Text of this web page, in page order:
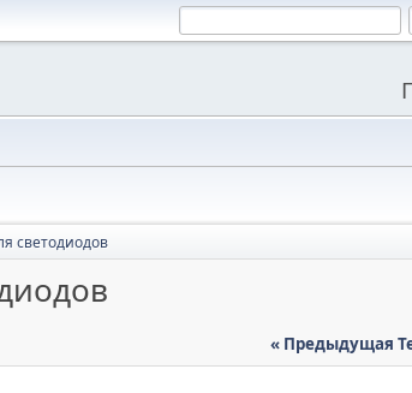
светодиодов
« Предыдущая